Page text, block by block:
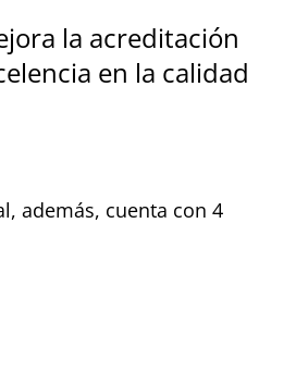
la acreditación
en la calidad
además, cuenta con 4